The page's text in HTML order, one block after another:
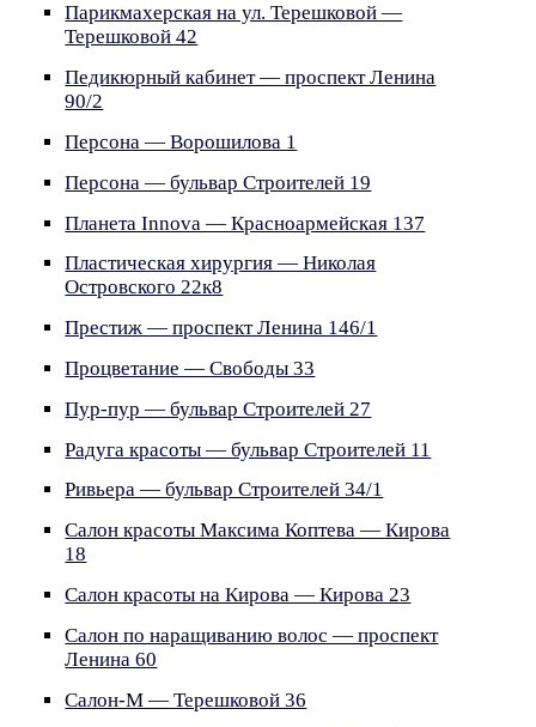
Парикмахерская на ул. Терешковой —
Терешковой 42
Педикюрный кабинет — проспект Ленина
90/2
Персона — Ворошилова 1
Персона — бульвар Строителей 19
Планета Innova — Красноармейская 137
Пластическая хирургия — Николая
Островского 22к8
Престиж — проспект Ленина 146/1
Процветание — Свободы 33
Пур-пур — бульвар Строителей 27
Радуга красоты — бульвар Строителей 11
Ривьера — бульвар Строителей 34/1
Салон красоты Максима Коптева — Кирова
18
Салон красоты на Кирова — Кирова 23
Салон по наращиванию волос — проспект
Ленина 60
Салон-М — Терешковой 36